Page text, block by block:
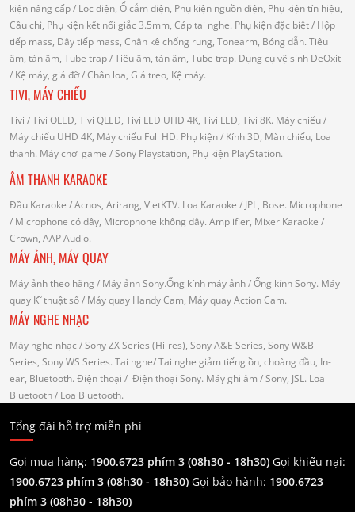
kiện nâng cấp/ Lọc điện, Ổ cắm điện, Phụ kiện nguồn điện, Phụ kiện tín hiệu,
Cầu chì, Phụ kiện kết nối giắc 3.5mm, Cáp tai nghe. Phụ kiện đặc biệt/ Hộp
tiếp mass, Dây tiếp mass, Chân kê chống rung, Tonearm, Bóng dẫn. Tiêu
âm, tán âm, Tube trap/ Tiêu âm, tán âm, Tube trap. Dụng cụ vệ sinh DeOxit
/ Kệ máy, giá đỡ/ Chân loa, Giá treo, Kệ máy.
TIVI, MÁY CHIẾU
Tivi / Tivi OLED, Tivi QLED, Tivi LED UHD 4K, Tivi LED, Tivi 8K. Máy chiếu/
Máy chiếu UHD 4K, Máy chiếu Full HD. Phụ kiện/ Kính 3D, Màn chiếu, Loa
thanh. Máy chơi game / Sony Playstation, Phụ kiện PlayStation.
ÂM THANH KARAOKE
Đầu Karaoke / Acnos, Arirang, VietKTV. Loa Karaoke / JPL, Bose. Microphone
/ Microphone có dây, Microphone không dây. Amplifier, Mixer Karaoke /
Crown, AAP Audio.
MÁY ẢNH, MÁY QUAY
Máy ảnh theo hãng / Máy ảnh Sony.Ống kính máy ảnh / Ống kính Sony. Máy
quay Kĩ thuật số/ Máy quay Handy Cam, Máy quay Action Cam.
MÁY NGHE NHẠC
Máy nghe nhạc / Sony ZX Series (Hi-res), Sony A&E Series, Sony W&B
Series, Sony WS Series. Tai nghe/ Tai nghe giảm tiếng ồn, choàng đầu, In-
ear, Bluetooth. Điện thoại / Điện thoại Sony. Máy ghi âm / Sony, JSL. Loa
Bluetooth/ Loa Bluetooth.
Tổng đài hỗ trợ miễn phí
Gọi mua hàng: 1900.6723 phím 3 (08h30 - 18h30) Gọi khiếu nại:
1900.6723 phím 3 (08h30 - 18h30) Gọi bảo hành: 1900.6723
phím 3 (08h30 - 18h30)